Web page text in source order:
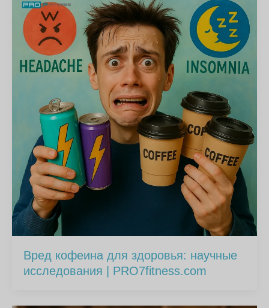
Вред кофеина для здоровья: научные
исследования | PRO7fitness.com